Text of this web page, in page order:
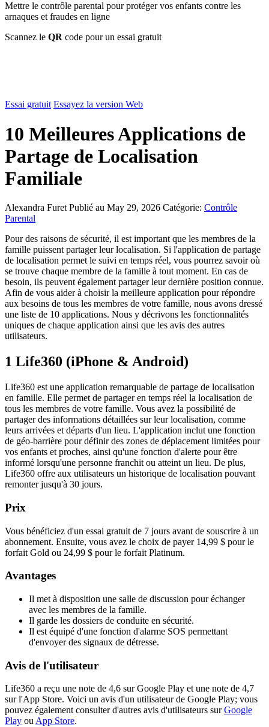
Mettre le contrôle parental pour protéger vos enfants contre les
arnaques et fraudes en ligne
Scannez le QR code pour un essai gratuit
Essai gratuit Essayez la version Web
10 Meilleures Applications de
Partage de Localisation
Familiale
Alexandra Furet Publié au May 29, 2026 Catégorie: Contrôle
Parental
Pour des raisons de sécurité, il est important que les membres de la
famille puissent partager leur localisation. Si l'application de partage
de localisation permet le suivi en temps réel, vous pourrez savoir où
se trouve chaque membre de la famille à tout moment. En cas de
besoin, ils peuvent également partager leur dernière position connue.
Afin de vous aider à choisir la meilleure application pour répondre
aux besoins de tous les membres de votre famille, nous avons dressé
une liste de 10 applications. Nous y décrivons les fonctionnalités
uniques de chaque application ainsi que les avis des autres
utilisateurs.
1 Life360 (iPhone & Android)
Life360 est une application remarquable de partage de localisation
en famille. Elle permet de partager en temps réel la localisation de
tous les membres de votre famille. Vous avez la possibilité de
partager des informations détaillées sur leur localisation, comme
leurs arrivées et départs d'un lieu. L'application inclut une fonction
de géo-barrière pour définir des zones de déplacement limitées pour
vos enfants et proches, ainsi qu'une fonction d'alerte pour être
informé lorsqu'une personne franchit ou atteint un lieu. De plus,
Life360 offre aux utilisateurs un historique de localisation pouvant
remonter jusqu'à 30 jours.
Prix
Vous bénéficiez d'un essai gratuit de 7 jours avant de souscrire à un
abonnement. Ensuite, vous avez le choix de payer 14,99 $ pour le
forfait Gold ou 24,99 $ pour le forfait Platinum.
Avantages
Il met à disposition une salle de discussion pour échanger
avec les membres de la famille.
Il garde les dossiers de conduite en sécurité.
Il est équipé d'une fonction d'alarme SOS permettant
d'envoyer des signaux de détresse.
Avis de l'utilisateur
Life360 a reçu une note de 4,6 sur Google Play et une note de 4,7
sur l'App Store. Voici un avis d'un utilisateur de Google Play; vous
pouvez également consulter d'autres avis d'utilisateurs surGoogle
Play ouApp Store.